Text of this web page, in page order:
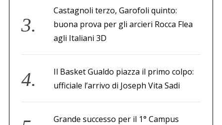
Castagnoli terzo, Garofoli quinto:
buona prova per gli arcieri Rocca Flea
agli Italiani 3D
Il Basket Gualdo piazza il primo colpo:
ufficiale l’arrivo di Joseph Vita Sadi
Grande successo per il 1° Campus